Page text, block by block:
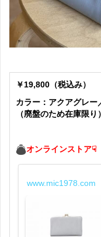
￥19,800（税込み）
カラー：アクアグレー
（廃盤のため在庫限り）
オンラインストア☟
www.mic1978.com